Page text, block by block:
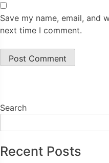
Save my name, email, and
next time I comment.
Search
Recent Posts